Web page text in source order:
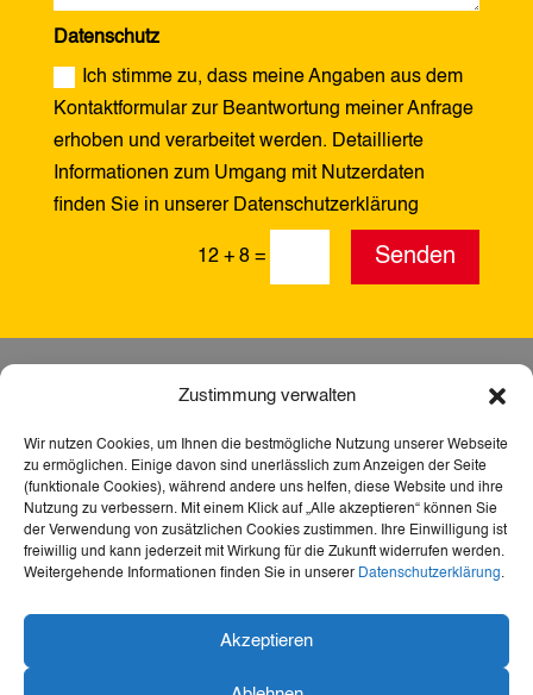
Zustimmung verwalten
Wir nutzen Cookies, um Ihnen die bestmögliche Nutzung unserer Webseite
zu ermöglichen. Einige davon sind unerlässlich zum Anzeigen der Seite
(funktionale Cookies), während andere uns helfen, diese Website und ihre
Nutzung zu verbessern. Mit einem Klick auf „Alle akzeptieren“ können Sie
der Verwendung von zusätzlichen Cookies zustimmen. Ihre Einwilligung ist
freiwillig und kann jederzeit mit Wirkung für die Zukunft widerrufen werden.
Weitergehende Informationen finden Sie in unserer Datenschutzerklärung.
Akzeptieren
Datenschutz
Ich stimme zu, dass meine Angaben aus dem
Kontaktformular zur Beantwortung meiner Anfrage
erhoben und verarbeitet werden. Detaillierte
Informationen zum Umgang mit Nutzerdaten
finden Sie in unserer Datenschutzerklärung
12 + 8 = Senden
Webseite barrierefrei – für mehr Teilhabe,